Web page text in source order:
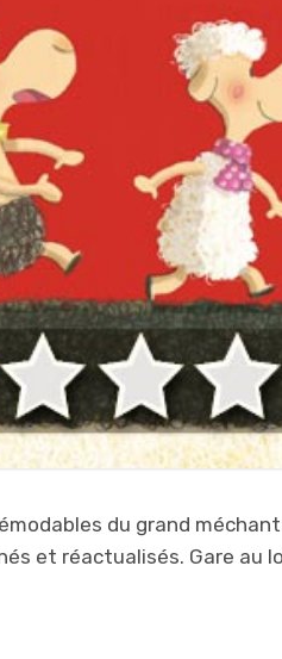
du grand
et réactualisés. Gare au